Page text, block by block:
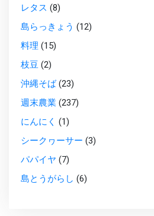
レタス (8)
島らっきょう (12)
料理 (15)
枝豆 (2)
沖縄そば(23)
週末農業 (237)
にんにく (1)
シークヮーサー (3)
パパイヤ (7)
島とうがらし (6)